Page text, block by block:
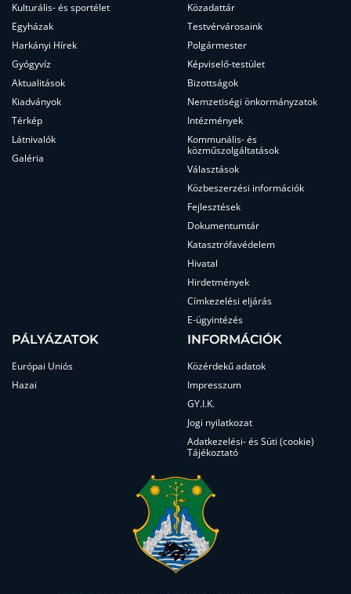
Kulturális- és sportélet
Egyházak
Harkányi Hírek
Gyógyvíz
Aktualitások
Kiadványok
Térkép
Látnivalók
Galéria
Közadattár
Testvérvárosaink
Polgármester
Képviselő-testület
Bizottságok
Nemzetiségi önkormányzatok
Intézmények
Kommunális- és
közműszolgáltatások
Választások
Közbeszerzési információk
Fejlesztések
Dokumentumtár
Katasztrófavédelem
Hivatal
Hirdetmények
Címkezelési eljárás
E-ügyintézés
PÁLYÁZATOK
Európai Uniós
Hazai
INFORMÁCIÓK
Közérdekű adatok
Impresszum
GY.I.K.
Jogi nyilatkozat
Adatkezelési- és Süti (cookie)
Tájékoztató